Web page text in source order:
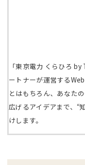
「東京電力 くらひろ
ートナーが運営する
とはもちろん、あなた
広げるアイデアまで、“
けします。